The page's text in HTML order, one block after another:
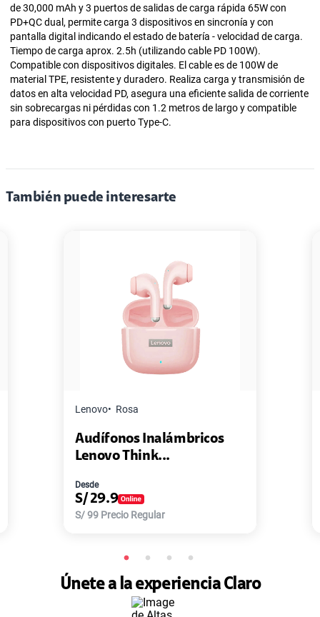
de 30,000 mAh y 3 puertos de salidas de carga rápida 65W con
PD+QC dual, permite carga 3 dispositivos en sincronía y con
pantalla digital indicando el estado de batería - velocidad de carga.
Tiempo de carga aprox. 2.5h (utilizando cable PD 100W).
Compatible con dispositivos digitales. El cable es de 100W de
material TPE, resistente y duradero. Realiza carga y transmisión de
datos en alta velocidad PD, asegura una eficiente salida de corriente
sin sobrecargas ni pérdidas con 1.2 metros de largo y compatible
para dispositivos con puerto Type-C.
También puede interesarte
Lenovo Rosa
Audífonos Inalámbricos
Lenovo Think...
Desde
S/ 29.9
S/99 Precio Regular
Únete a la experiencia Claro